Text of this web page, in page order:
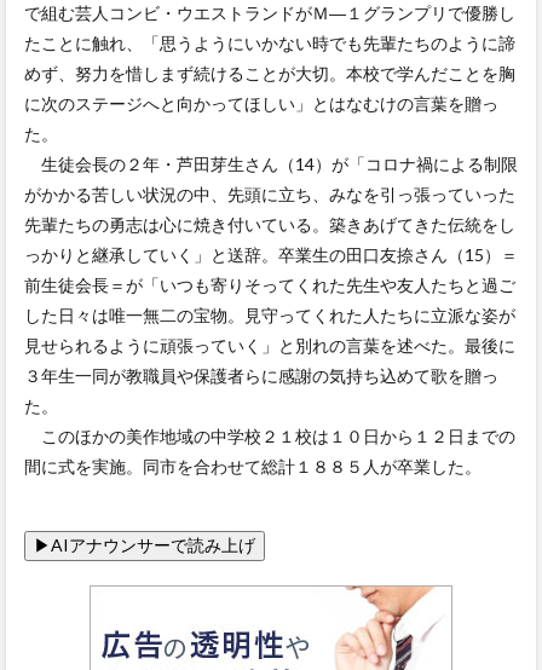
で組む芸人コンビ・ウエストランドがＭ―１グランプリで優勝し
たことに触れ、「思うようにいかない時でも先輩たちのように諦
めず、努力を惜しまず続けることが大切。本校で学んだことを胸
に次のステージへと向かってほしい」とはなむけの言葉を贈っ
た。
生徒会長の２年・芦田芽生さん（14）が「コロナ禍による制限
がかかる苦しい状況の中、先頭に立ち、みなを引っ張っていった
先輩たちの勇志は心に焼き付いている。築きあげてきた伝統をし
っかりと継承していく」と送辞。卒業生の田口友捺さん（15）＝
前生徒会長＝が「いつも寄りそってくれた先生や友人たちと過ご
した日々は唯一無二の宝物。見守ってくれた人たちに立派な姿が
見せられるように頑張っていく」と別れの言葉を述べた。最後に
３年生一同が教職員や保護者らに感謝の気持ち込めて歌を贈っ
た。
このほかの美作地域の中学校２１校は１０日から１２日までの
間に式を実施。同市を合わせて総計１８８５人が卒業した。